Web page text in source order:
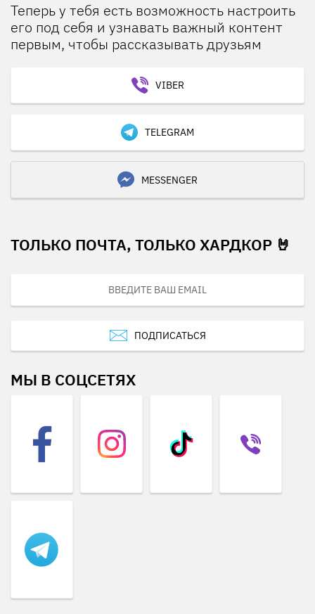
Теперь у тебя есть возможность настроить
его под себя и узнавать важный контент
первым, чтобы рассказывать друзьям
VIBER
TELEGRAM
MESSENGER
ТОЛЬКО ПОЧТА, ТОЛЬКО ХАРДКОР 🤘
ПОДПИСАТЬСЯ
МЫ В СОЦСЕТЯХ